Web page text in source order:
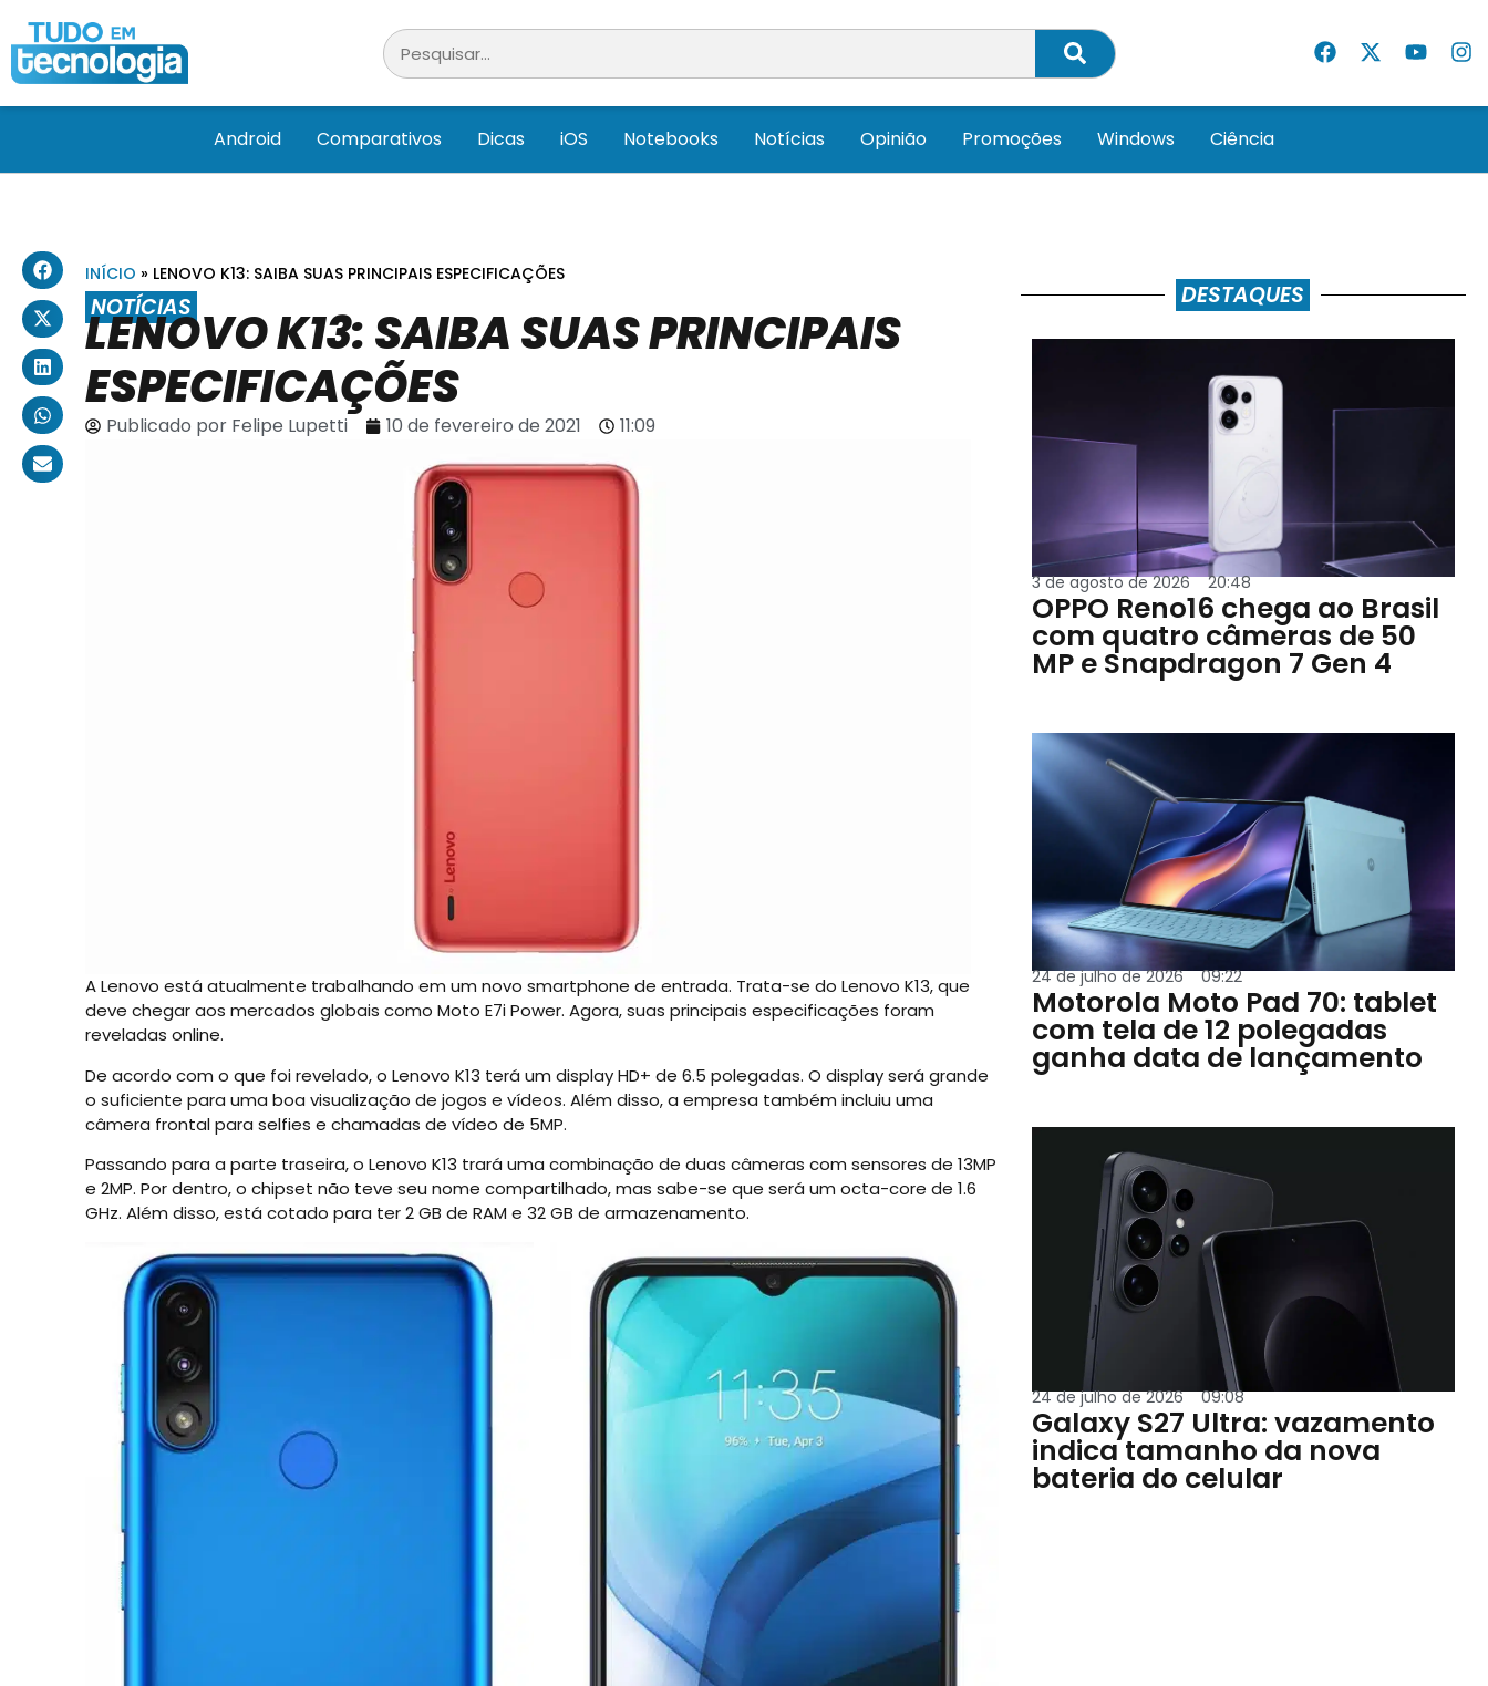
Android Comparativos Dicas iOS Notebooks Notícias Opinião Promoções Windows Ciência
INÍCIO » LENOVO K13: SAIBA SUAS PRINCIPAIS ESPECIFICAÇÕES
NOTÍCIAS
LENOVO K13: SAIBA SUAS PRINCIPAIS
ESPECIFICAÇÕES
Publicado porFelipe Lupetti 10 de fevereiro de 2021 11:09
A Lenovo está atualmente trabalhando em um novo smartphone de entrada. Trata-se do Lenovo K13, que
deve chegar aos mercados globais como Moto E7i Power. Agora, suas principais especificações foram
reveladas online.
De acordo com o que foi revelado, o Lenovo K13 terá um display HD+ de 6.5 polegadas. O display será grande
o suficiente para uma boa visualização de jogos e vídeos. Além disso, a empresa também incluiu uma
câmera frontal para selfies e chamadas de vídeo de 5MP.
Passando para a parte traseira, o Lenovo K13 trará uma combinação de duas câmeras com sensores de 13MP
e 2MP. Por dentro, o chipset não teve seu nome compartilhado, mas sabe-se que será um octa-core de 1.6
GHz. Além disso, está cotado para ter 2 GB de RAM e 32 GB de armazenamento.
DESTAQUES
3 de agosto de 2026 20:48
OPPO Reno16 chega ao Brasil
com quatro câmeras de 50
MP e Snapdragon 7 Gen 4
24 de julho de 2026 09:22
Motorola Moto Pad 70: tablet
com tela de 12 polegadas
ganha data de lançamento
24 de julho de 2026 09:08
Galaxy S27 Ultra: vazamento
indica tamanho da nova
bateria do celular